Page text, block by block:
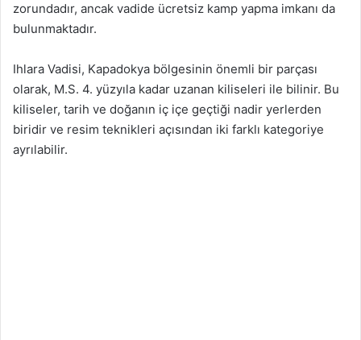
zorundadır, ancak vadide ücretsiz kamp yapma imkanı da
bulunmaktadır.
Ihlara Vadisi, Kapadokya bölgesinin önemli bir parçası
olarak, M.S. 4. yüzyıla kadar uzanan kiliseleri ile bilinir. Bu
kiliseler, tarih ve doğanın iç içe geçtiği nadir yerlerden
biridir ve resim teknikleri açısından iki farklı kategoriye
ayrılabilir.